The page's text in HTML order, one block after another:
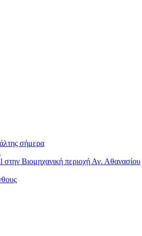
σήμερα
Βιομηχανική περιοχή Αγ. Αθανασίου